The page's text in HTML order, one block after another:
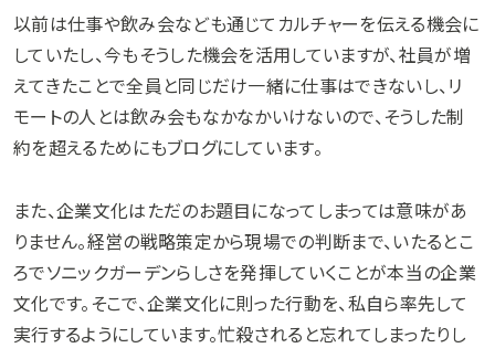
以前は仕事や飲み会なども通じてカルチャーを伝える機会に
していたし、今もそうした機会を活用していますが、社員が増
えてきたことで全員と同じだけ一緒に仕事はできないし、リ
モートの人とは飲み会もなかなかいけないので、そうした制
約を超えるためにもブログにしています。
また、企業文化はただのお題目になってしまっては意味があ
りません。経営の戦略策定から現場での判断まで、いたるとこ
ろでソニックガーデンらしさを発揮していくことが本当の企業
文化です。そこで、企業文化に則った行動を、私自ら率先して
実行するようにしています。忙殺されると忘れてしまったりし